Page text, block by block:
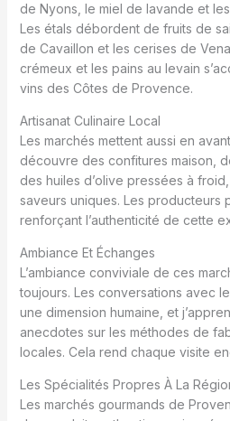
de Nyons, le miel de lavande et
Les étals débordent de fruits de
de Cavaillon et les cerises de
crémeux et les pains au levain
vins des Côtes de Provence.
Artisanat Culinaire Local
Les marchés mettent aussi en
découvre des confitures maison,
des huiles d’olive pressées à
saveurs uniques. Les producteurs
renforçant l’authenticité de cette
Ambiance Et Échanges
L’ambiance conviviale de ces
toujours. Les conversations avec
une dimension humaine, et
anecdotes sur les méthodes de
locales. Cela rend chaque visite
Les Spécialités Propres À La
Les marchés gourmands de